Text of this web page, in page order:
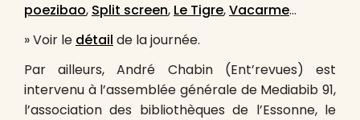
poezibao, Split screen, Le Tigre,Vacarme…
» Voir le détail de la journée.
Par ailleurs, André Chabin (Ent’revues) est
intervenu à l’assemblée générale de Mediabib 91,
l’association des bibliothèques de l’Essonne, le